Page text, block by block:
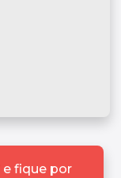
e fique por